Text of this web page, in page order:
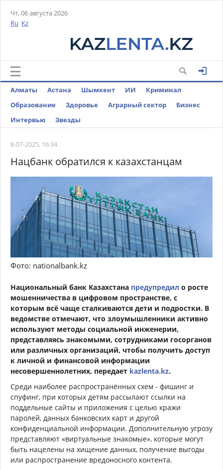
Чт, 06 августа 2026
Ru Kz
Алматы Астана Шымкент ИИ
Криминал
Образование
Здоровье Аграрный сектор
Бизнес
Интервью
Звезды
8-07-2025, 16:34
Нацбанк обратился к казахстанцам
Фото: nationalbank.kz
Национальный банк Казахстана предупредил о росте
мошенничества в цифровом пространстве, с
которым всё чаще сталкиваются дети и подростки. В
ведомстве отмечают, что злоумышленники активно
используют методы социальной инженерии,
представляясь знакомыми, сотрудниками госорганов
или различных организаций, чтобы получить доступ
к личной и финансовой информации
несовершеннолетних, передает kazlenta.kz.
Среди наиболее распространённых схем - фишинг и
спуфинг, при которых детям рассылают ссылки на
поддельные сайты и приложения с целью кражи
паролей, данных банковских карт и другой
конфиденциальной информации. Дополнительную угрозу
представляют «виртуальные знакомые», которые могут
быть нацелены на хищение данных, получение выгоды
или распространение вредоносного контента.